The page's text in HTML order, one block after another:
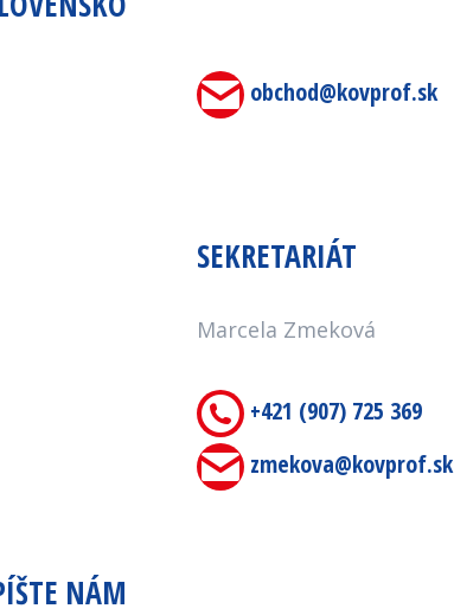
obchod@kovprof.sk
SEKRETARIÁT
Marcela Zmeková
+421 (907) 725 369
zmekova@kovprof.sk
NÁM